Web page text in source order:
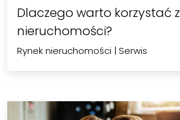
Dlaczego warto korzystać
nieruchomości?
Rynek nieruchomości | Serwis